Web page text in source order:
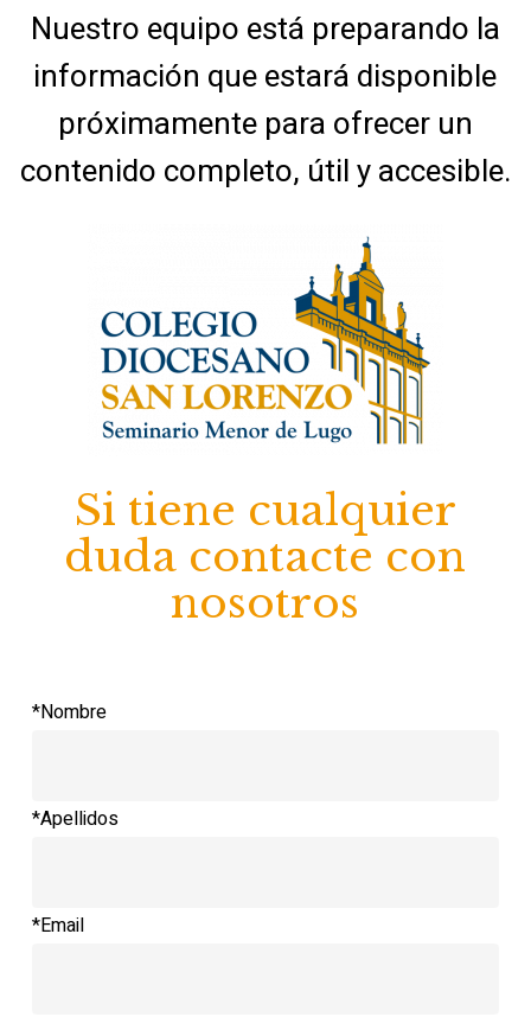
Nuestro equipo está preparando la
información que estará disponible
próximamente para ofrecer un
contenido completo, útil y accesible.
Si tiene cualquier
duda contacte con
nosotros
*Nombre
*Apellidos
*Email